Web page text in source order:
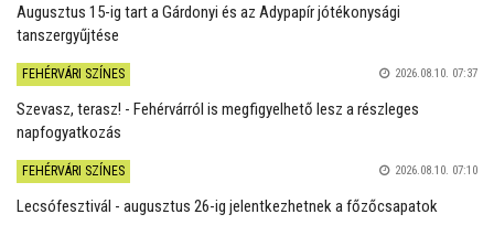
Augusztus 15-ig tart a Gárdonyi és az Adypapír jótékonysági
tanszergyűjtése
FEHÉRVÁRI SZÍNES 2026.08.10. 07:37
Szevasz, terasz! - Fehérvárról is megfigyelhető lesz a részleges
napfogyatkozás
FEHÉRVÁRI SZÍNES 2026.08.10. 07:10
Lecsófesztivál - augusztus 26-ig jelentkezhetnek a főzőcsapatok